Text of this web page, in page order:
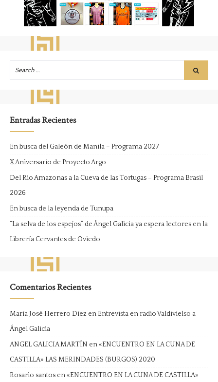
Entradas Recientes
En busca del Galeón de Manila – Programa 2027
X Aniversario de Proyecto Argo
Del Rio Amazonas a la Cueva de las Tortugas – Programa Brasil
2026
En busca de la leyenda de Tunupa
“La selva de los espejos” de Ángel Galicia ya espera lectores en la
Librería Cervantes de Oviedo
Comentarios Recientes
María José Herrero Díez en Entrevista en radio Valdivielso a
Ángel Galicia
ANGEL GALICIA MARTÍN en«ENCUENTRO EN LA CUNA DE
CASTILLA» LAS MERINDADES (BURGOS) 2020
Rosario santos en«ENCUENTRO EN LA CUNA DE CASTILLA»